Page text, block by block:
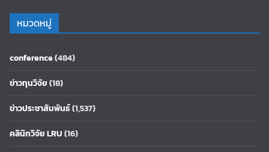
หมวดหมู่
conference(484)
ข่าวทุนวิจัย(18)
ข่าวประชาสัมพันธ์(1,537)
คลินิกวิจัย LRU(16)